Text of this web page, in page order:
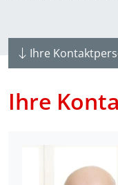
Ihre
Ihre